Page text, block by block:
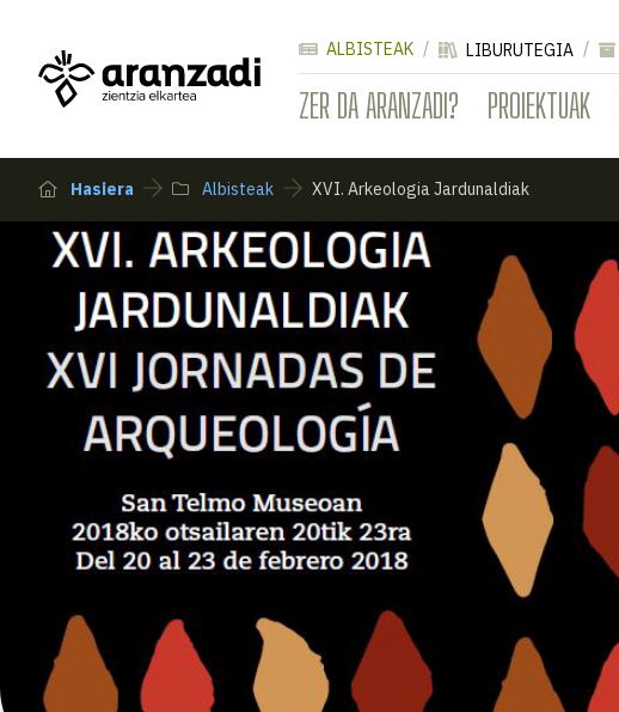
ZER DA ARANZADI? PROIEKTUAK
ALBISTEAK LIBURUTEGIA
Hasiera Albisteak XVI. Arkeologia Jardunaldiak